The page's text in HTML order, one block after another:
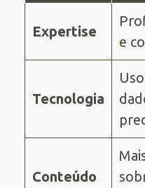
Expertise
e
Tecnologia
Conteúdo